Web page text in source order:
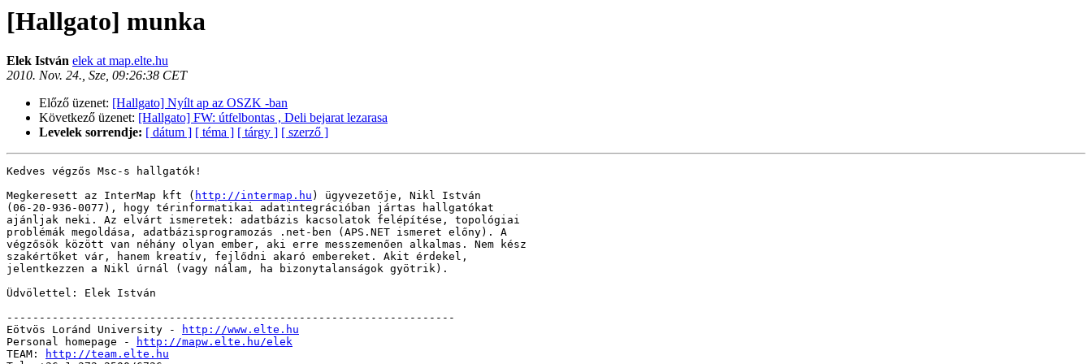
[Hallgato] munka
Elek István elek at map.elte.hu
2010. Nov. 24., Sze, 09:26:38 CET
Előző üzenet: [Hallgato] Nyílt ap az OSZK -ban
Következő üzenet: [Hallgato] FW: útfelbontas , Deli bejarat lezarasa
Levelek sorrendje: [ dátum ] [ téma ] [ tárgy ] [ szerző ]
Kedves végzős Msc-s hallgatók!
Megkeresett az InterMap kft ( http://intermap.hu ) ügyvezetője, Nikl István
(06-20-936-0077), hogy térinformatikai adatintegrációban jártas hallgatókat
ajánljak neki. Az elvárt ismeretek: adatbázis kacsolatok felépítése, topológiai
problémák megoldása, adatbázisprogramozás .net-ben (APS.NET ismeret előny). A
végzősök között van néhány olyan ember, aki erre messzemenően alkalmas. Nem kész
szakértőket vár, hanem kreatív, fejlődni akaró embereket. Akit érdekel,
jelentkezzen a Nikl úrnál (vagy nálam, ha bizonytalanságok gyötrik).
Üdvölettel: Elek István
---------------------------------------------------------------------
Eötvös Loránd University -
http://www.elte.hu
Personal homepage -
http://mapw.elte.hu/elek
TEAM:
http://team.elte.hu